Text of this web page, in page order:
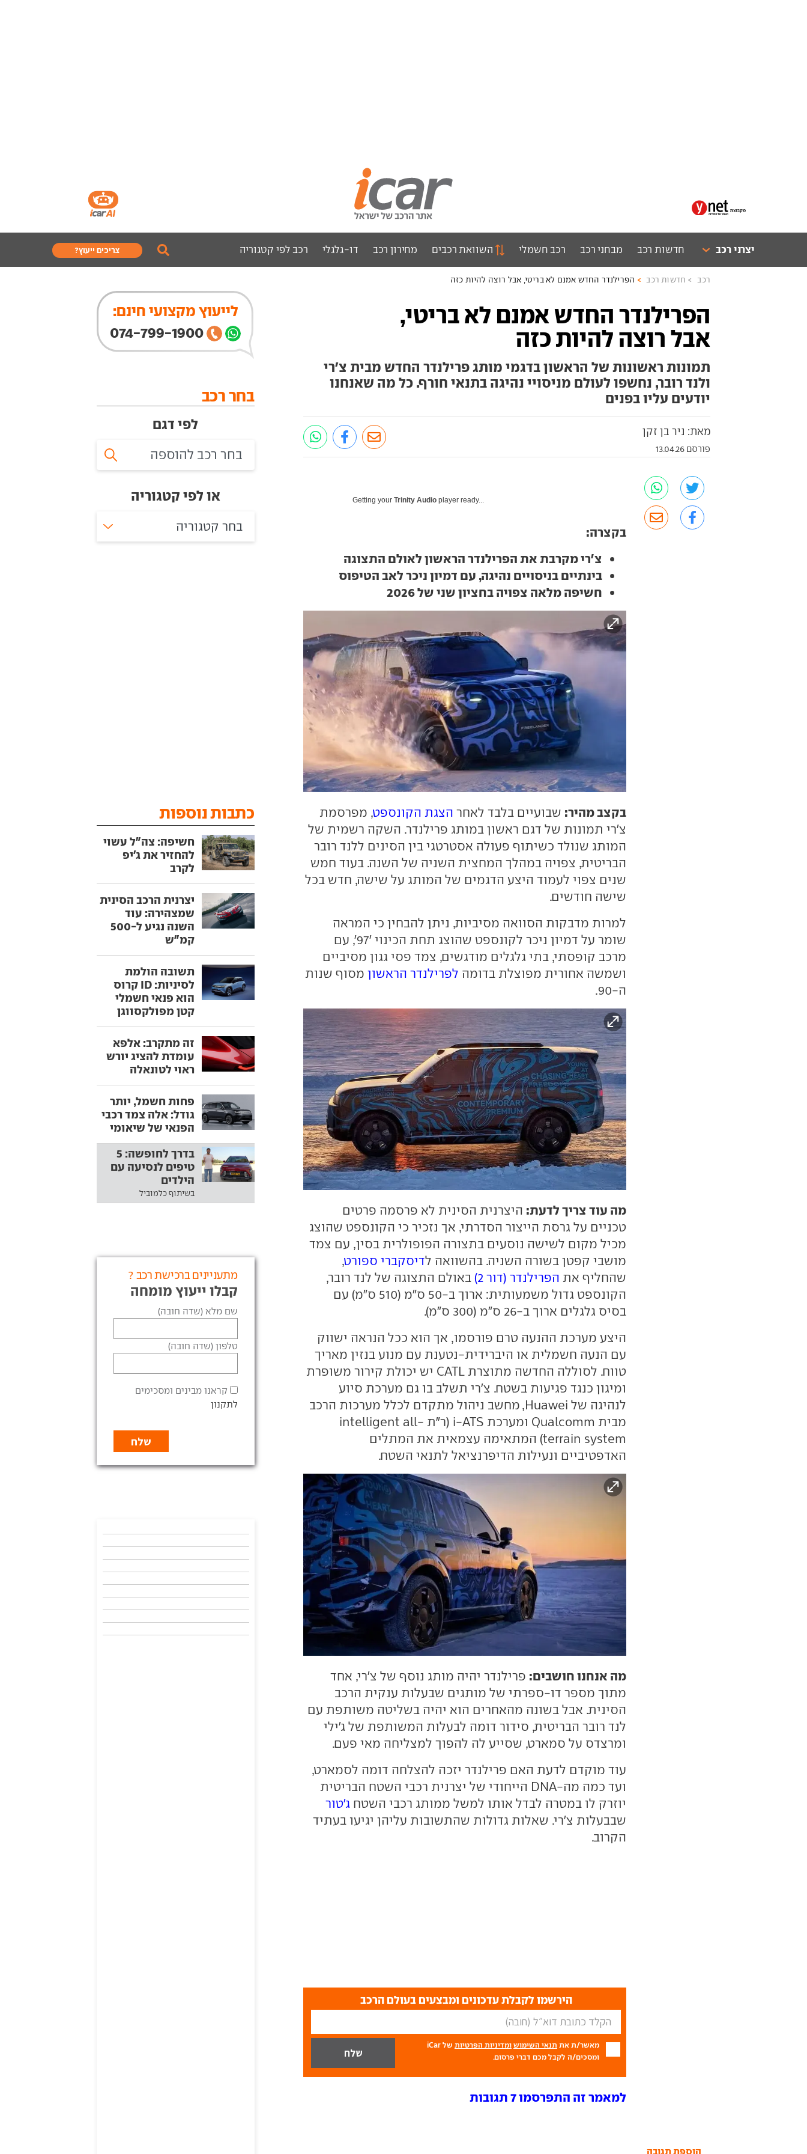
יצרני רכב חדשות רכב מבחני רכב רכב חשמלי השוואת רכבים מחירון רכב דו-גלגלי רכב לפי קטגוריה צריכים ייעוץ?
רכב חדשות רכב הפרילנדר החדש אמנם לא בריטי, אבל רוצה להיות כזה
הפרילנדר החדש אמנם לא בריטי,
אבל רוצה להיות כזה
תמונות ראשונות של הראשון בדגמי מותג פרילנדר החדש מבית צ'רי
ולנד רובר, נחשפו לעולם מניסויי נהיגה בתנאי חורף. כל מה שאנחנו
יודעים עליו בפנים
מאת: ניר בן זקן
פורסם 13.04.26
Getting yourTrinity Audio player ready...
בקצרה:
צ'רי מקרבת את הפרילנדר הראשון לאולם התצוגה
בינתיים בניסויים נהיגה, עם דמיון ניכר לאב הטיפוס
חשיפה מלאה צפויה בחציון שני של 2026
בקצב מהיר: שבועיים בלבד לאחר הצגת הקונספט, מפרסמת
צ'רי תמונות של דגם ראשון במותג פרילנדר. השקה רשמית של
המותג שנולד כשיתוף פעולה אסטרטגי בין הסינים ללנד רובר
הבריטית, צפויה במהלך המחצית השניה של השנה. בעוד חמש
שנים צפוי לעמוד היצע הדגמים של המותג על שישה, חדש בכל
שישה חודשים.
למרות מדבקות הסוואה מסיביות, ניתן להבחין כי המראה
שומר על דמיון ניכר לקונספט שהוצג תחת הכינוי '97', עם
מרכב קופסתי, בתי גלגלים מודגשים, צמד פסי גגון מסיביים
ושמשה אחורית מפוצלת בדומה לפרילנדר הראשון מסוף שנות
ה-90.
מה עוד צריך לדעת: היצרנית הסינית לא פרסמה פרטים
טכניים על גרסת הייצור הסדרתי, אך נזכיר כי הקונספט שהוצג
מכיל מקום לשישה נוסעים בתצורה הפופולרית בסין, עם צמד
מושבי קפטן בשורה השניה. בהשוואה לדיסקברי ספורט,
שהחליף את הפרילנדר (דור 2)
באולם התצוגה של לנד רובר,
הקונספט גדול משמעותית: ארוך ב-50 ס"מ (510 ס"מ) עם
בסיס גלגלים ארוך ב-26 ס"מ (300 ס"מ).
היצע מערכת ההנעה טרם פורסמו, אך הוא ככל הנראה ישווק
עם הנעה חשמלית או היברידית-נטענת עם מנוע בנזין מאריך
טווח. לסוללה החדשה מתוצרת CATL יש יכולת קירור משופרת
ומיגון כנגד פגיעות בשטח. צ'רי תשלב בו גם מערכת סיוע
לנהיגה של Huawei, מחשב ניהול מתקדם לכלל מערכות הרכב
מבית Qualcomm ומערכת i-ATS (ר"ת intelligent all-
terrain system) המתאימה עצמאית את המתלים
האדפטיביים ונעילות הדיפרנציאל לתנאי השטח.
מה אנחנו חושבים: פרילנדר יהיה מותג נוסף של צ'רי, אחד
מתוך מספר דו-ספרתי של מותגים שבעלות ענקית הרכב
הסינית. אבל בשונה מהאחרים הוא יהיה בשליטה משותפת עם
לנד רובר הבריטית, סידור דומה לבעלות המשותפת של ג'ילי
ומרצדס על סמארט, שסייע לה להפוך למצליחה מאי פעם.
עוד מוקדם לדעת האם פרילנדר יזכה להצלחה דומה לסמארט,
ועד כמה מה-DNA הייחודי של יצרנית רכבי השטח הבריטית
יוזרק לו במטרה לבדל אותו למשל ממותג רכבי השטח ג'טור
שבבעלות צ'רי. שאלות גדולות שהתשובות עליהן יגיעו בעתיד
הקרוב.
הירשמו לקבלת עדכונים ומבצעים בעולם הרכב
מאשר/ת את תנאי השימוש ומדיניות הפרטיות
של iCar
ומסכים/ה לקבל מכם דברי פרסום.
למאמר זה התפרסמו 7 תגובות
הוספת תגובה
לייעוץ מקצועי חינם:
074-799-1900
בחר רכב
לפי דגם
או לפי קטגוריה
בחר קטגוריה
כתבות נוספות
חשיפה: צה"ל עשוי
להחזיר את ג'יפ
לקרב
יצרנית הרכב הסינית
שמצהירה: עוד
השנה נגיע ל-500
קמ"ש
תשובה הולמת
לסיניות: ID קרוס
הוא פנאי חשמלי
קטן מפולקסווגן
זה מתקרב: אלפא
עומדת להציג יורש
ראוי לטונאלה
פחות חשמל, יותר
גודל: אלה צמד רכבי
הפנאי של שיאומי
בדרך לחופשה: 5
טיפים לנסיעה עם
הילדים
בשיתוף כלמוביל
מתעניינים ברכישת רכב ?
קבלו ייעוץ מומחה
שם מלא (שדה חובה)
טלפון (שדה חובה)
קראנו מבינים ומסכימים
לתקנון